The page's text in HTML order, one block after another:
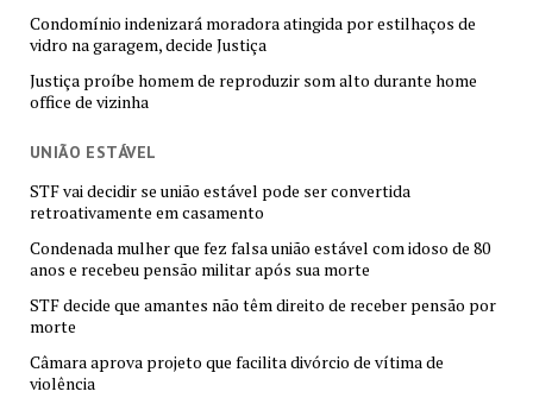
Condomínio indenizará moradora atingida por estilhaços de
vidro na garagem, decide Justiça
Justiça proíbe homem de reproduzir som alto durante home
office de vizinha
UNIÃO ESTÁVEL
STF vai decidir se união estável pode ser convertida
retroativamente em casamento
Condenada mulher que fez falsa união estável com idoso de 80
anos e recebeu pensão militar após sua morte
STF decide que amantes não têm direito de receber pensão por
morte
Câmara aprova projeto que facilita divórcio de vítima de
violência